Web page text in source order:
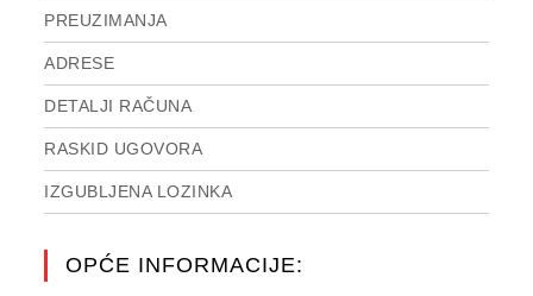
PREUZIMANJA
ADRESE
DETALJI RAČUNA
RASKID UGOVORA
IZGUBLJENA LOZINKA
OPĆE INFORMACIJE: